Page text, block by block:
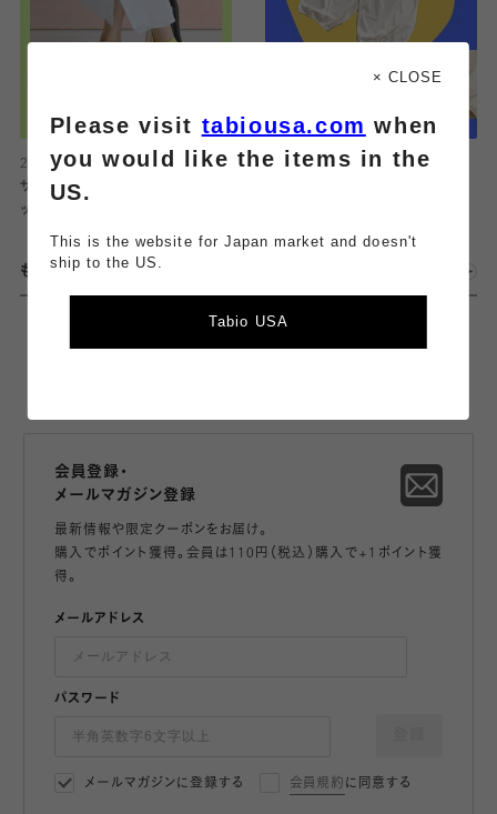
2026.08.06
サンダルに合わせられるパーツソ
ックス特集☆
2026.08.06
もっとみる
会員登録・
メールマガジン登録
最新情報や限定クーポンをお届け。
購入でポイント獲得。会員は110円（税込）購入で+1ポイント獲
得。
メールアドレス
パスワード
メールマガジンに登録する 会員規約 に同意する
× CLOSE
Please visit tabiousa.com when
you would like the items in the
US.
This is the website for Japan market and doesn't
ship to the US.
Tabio USA